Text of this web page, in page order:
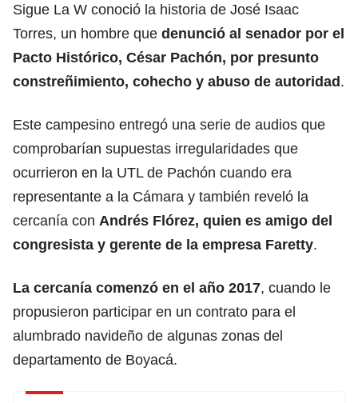
Sigue La W conoció la historia de José Isaac
Torres, un hombre que denunció al senador por el
Pacto Histórico, César Pachón, por presunto
constreñimiento, cohecho y abuso de autoridad.
Este campesino entregó una serie de audios que
comprobarían supuestas irregularidades que
ocurrieron en la UTL de Pachón cuando era
representante a la Cámara y también reveló la
cercanía con Andrés Flórez, quien es amigo del
congresista y gerente de la empresa Faretty.
La cercanía comenzó en el año 2017, cuando le
propusieron participar en un contrato para el
alumbrado navideño de algunas zonas del
departamento de Boyacá.